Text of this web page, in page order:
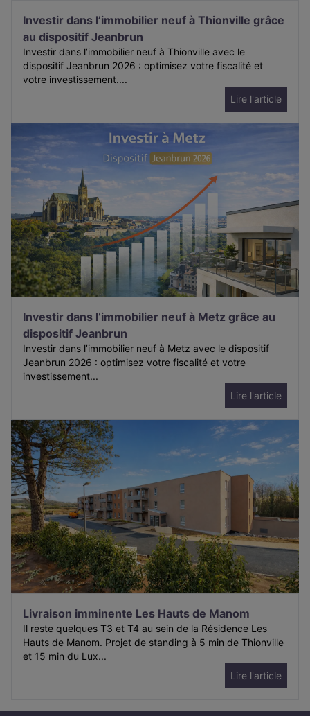
Investir dans l’immobilier neuf à Thionville grâce
au dispositif Jeanbrun
Investir dans l’immobilier neuf à Thionville avec le
dispositif Jeanbrun 2026 : optimisez votre fiscalité et
votre investissement....
Lire l'article
Investir dans l’immobilier neuf à Metz grâce au
dispositif Jeanbrun
Investir dans l’immobilier neuf à Metz avec le dispositif
Jeanbrun 2026 : optimisez votre fiscalité et votre
investissement...
Lire l'article
Livraison imminente Les Hauts de Manom
Il reste quelques T3 et T4 au sein de la Résidence Les
Hauts de Manom. Projet de standing à 5 min de Thionville
et 15 min du Lux...
Lire l'article